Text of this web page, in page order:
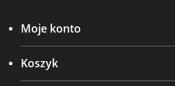
Moje konto
Koszyk